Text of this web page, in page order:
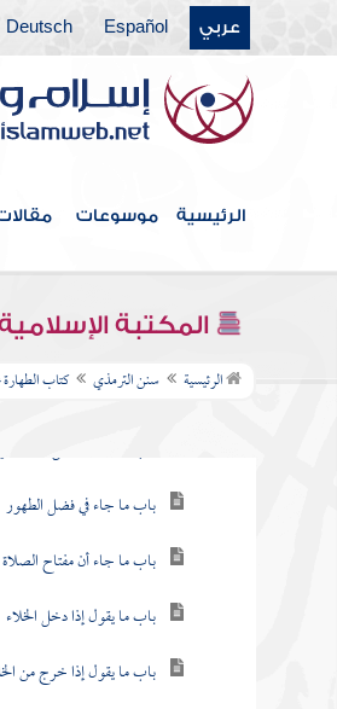
عربي Español
Deutsch
الرئيسية موسوعات
المكتبة
الرئيسية سنن الترمذي كتاب
فهرس الكتاب
كتاب الطهارة عن رسول الله
باب ما جاء لا تقبل صلاة
باب ما جاء في فضل الطهور
باب ما جاء أن مفتاح
باب ما يقول إذا دخل الخلاء
باب ما يقول إذا خرج من